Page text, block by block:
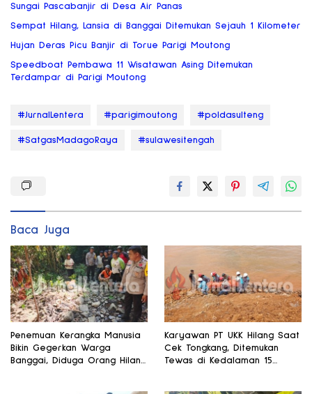
Sungai Pascabanjir di Desa Air Panas
Sempat Hilang, Lansia di Banggai Ditemukan Sejauh 1 Kilometer
Hujan Deras Picu Banjir di Torue Parigi Moutong
Speedboat Pembawa 11 Wisatawan Asing Ditemukan
Terdampar di Parigi Moutong
#JurnalLentera #parigimoutong #poldasulteng
#SatgasMadagoRaya #sulawesitengah
Baca Juga
Penemuan Kerangka Manusia
Bikin Gegerkan Warga
Banggai, Diduga Orang Hilang
Karyawan PT UKK Hilang Saat
Cek Tongkang, Ditemukan
Tewas di Kedalaman 15